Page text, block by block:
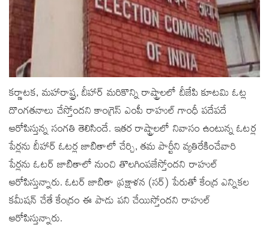
కర్ణాటక, మహారాష్ట్ర, బీహార్‌ మరికొన్ని రాష్ట్రాలలో బీజేపి కూటమి ఓట్ల
దొంగతనాలు చేస్తోందని కాంగ్రెస్‌ ఎంపీ రాహుల్ గాంధీ పదేపదే
ఆరోపిస్తున్న సంగతి తెలిసిందే. ఇతర రాష్ట్రాలలో నివాసం ఉంటున్న ఓటర్ల
పేర్లను బీహార్‌ ఓటర్ల జాబితాలో చేర్చి, తమ పార్టీని వ్యతిరేకించేవారి
పేర్లను ఓటర్ జాబితాలో నుంచి తొలగింపజేస్తోందని రాహుల్
ఆరోపిస్తున్నారు. ఓటర్ జాబితా ప్రక్షాళన (సర్) పేరుతో కేంద్ర ఎన్నికల
కమీషన్ చేతే కేంద్రం ఈ పాడు పని చేయిస్తోందని రాహుల్
ఆరోపిస్తున్నారు.